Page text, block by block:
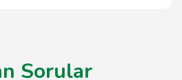
Sorular